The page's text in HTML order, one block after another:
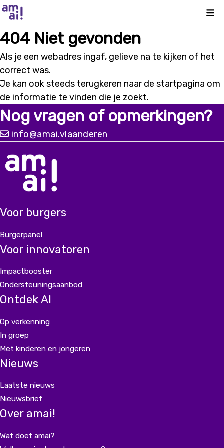
404 Niet gevonden
Als je een webadres ingaf, gelieve na te kijken of het
correct was.
Je kan ook steeds terugkeren naar de startpagina om
de informatie te vinden die je zoekt.
Nog vragen of opmerkingen?
info@amai.vlaanderen
Voor burgers
Burgerpanel
Voor innovatoren
Impactbooster
Ondersteuningsaanbod
Ontdek AI
Op verkenning
In groep
Met kinderen en jongeren
Nieuws
Laatste nieuws
Nieuwsbrief
Over amai!
Wat doet amai?